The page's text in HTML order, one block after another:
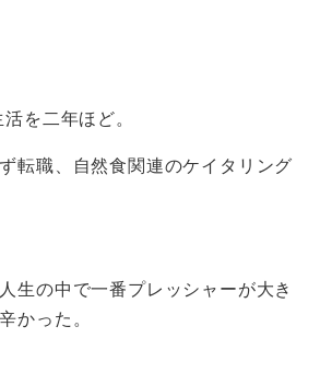
を二年ほど。
転職、自然食関連のケイタリング
生の中で一番プレッシャーが大き
かった。